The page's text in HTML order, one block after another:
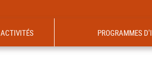
ACTIVITÉS PROGRAMMES